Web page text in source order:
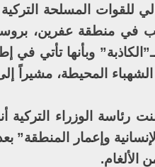
للقوات المسلحة
في منطقة عفرين،
وبأنها تأتي
المحيطة، مشيراً إلى
رئاسة الوزراء
وإعمار المنطقة”
الألغام.